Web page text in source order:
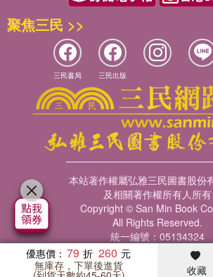
優惠價： 79 260
無庫存，下單後進貨 收藏
暢銷榜 客服中心 瀏
聚焦三民 >>
三民書局 三民出版
本站著作權屬弘雅三民圖書股份
及相關著作權所有人所有
Copyright © San Min Book
All Rights Reserved.
統一編號：05134324